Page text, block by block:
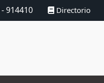
914410 Directorio